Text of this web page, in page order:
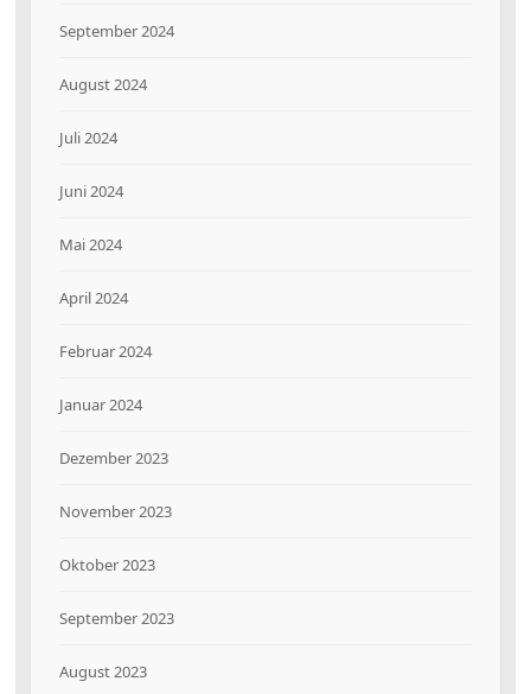
September 2024
August 2024
Juli 2024
Juni 2024
Mai 2024
April 2024
Februar 2024
Januar 2024
Dezember 2023
November 2023
Oktober 2023
September 2023
August 2023